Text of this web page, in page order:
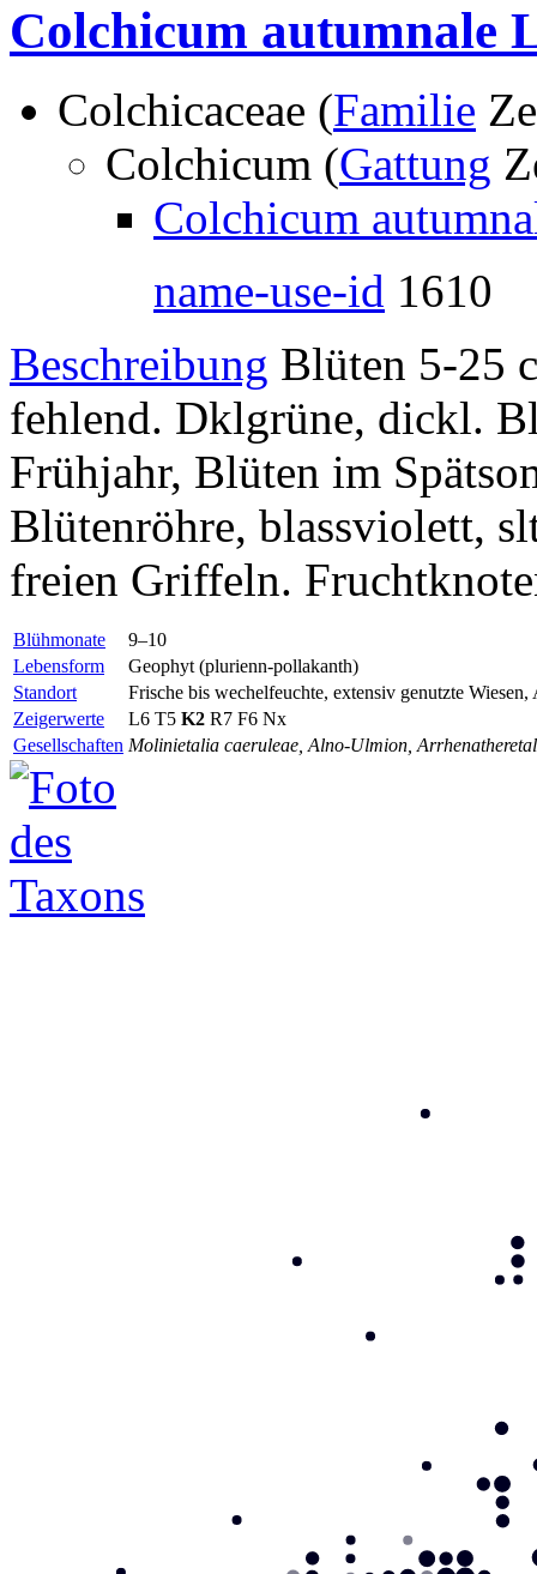
Colchicum autumnale
Colchicaceae (Familie
Colchicum (Gattung
Colchicum
name-use-id 1610
Beschreibung Blüten 5-25
fehlend. Dklgrüne, dickl.
Frühjahr, Blüten im
Blütenröhre, blassviolett,
freien Griffeln.
Blühmonate
9–10
Lebensform
Geophyt (plurienn-pollakanth)
Standort
Frische bis wechelfeuchte, extensiv genutzte
Zeigerwerte
L6 T5 K2 R7 F6 Nx
Gesellschaften Molinietalia caeruleae, Alno-Ulmion,